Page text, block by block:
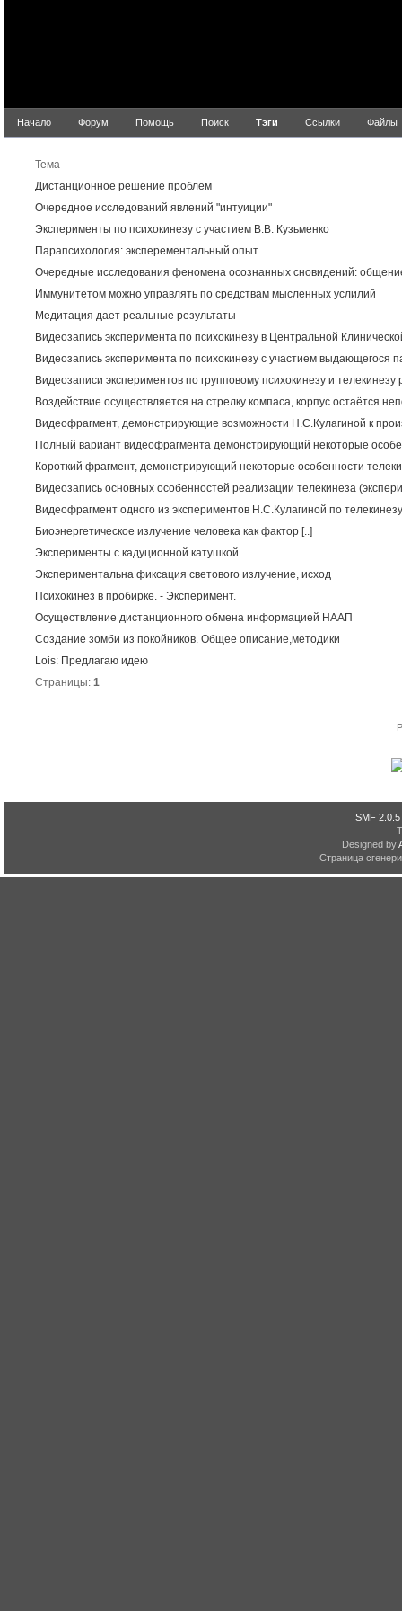
Начало Форум Помощь Поиск Тэги Ссылки Файлы
Тема
Дистанционное решение проблем
Очередное исследований явлений "интуиции"
Эксперименты по психокинезу с участием В.В. Кузьменко
Парапсихология: эксперементальный опыт
Очередные исследования феномена осознанных сновидений:
Иммунитетом можно управлять по средствам мысленных услилий
Медитация дает реальные результаты
Видеозапись эксперимента по психокинезу в Центральной
Видеозапись эксперимента по психокинезу с участием выдающегося
Видеозаписи экспериментов по групповому психокинезу и
Воздействие осуществляется на стрелку компаса, корпус остаётся
Видеофрагмент, демонстрирующие возможности Н.С.Кулагиной к
Полный вариант видеофрагмента демонстрирующий некоторые
Короткий фрагмент, демонстрирующий некоторые особенности
Видеозапись основных особенностей реализации телекинеза
Видеофрагмент одного из экспериментов Н.С.Кулагиной по
Биоэнергетическое излучение человека как фактор [..]
Эксперименты с кадуционной катушкой
Экспериментальна фиксация светового излучение, исход
Психокинез в пробирке. - Эксперимент.
Осуществление дистанционного обмена информацией НААП
Создание зомби из покойников. Общее описание,методики
Lois: Предлагаю идею
Страницы: 1
SMF 2.0.5
Designed by
Страница